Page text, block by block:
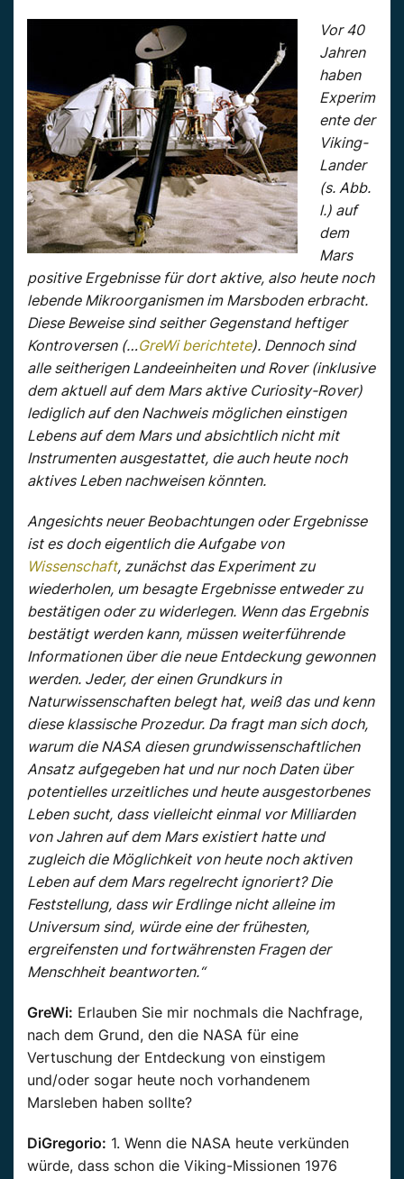
Vor 40
Jahren
haben
Experim
ente der
Viking-
Lander
(s. Abb.
l.) auf
dem
Mars
positive Ergebnisse für dort aktive, also heute noch
lebende Mikroorganismen im Marsboden erbracht.
Diese Beweise sind seither Gegenstand heftiger
Kontroversen (…GreWi berichtete). Dennoch sind
alle seitherigen Landeeinheiten und Rover (inklusive
dem aktuell auf dem Mars aktive Curiosity-Rover)
lediglich auf den Nachweis möglichen einstigen
Lebens auf dem Mars und absichtlich nicht mit
Instrumenten ausgestattet, die auch heute noch
aktives Leben nachweisen könnten.
Angesichts neuer Beobachtungen oder Ergebnisse
ist es doch eigentlich die Aufgabe von
Wissenschaft, zunächst das Experiment zu
wiederholen, um besagte Ergebnisse entweder zu
bestätigen oder zu widerlegen. Wenn das Ergebnis
bestätigt werden kann, müssen weiterführende
Informationen über die neue Entdeckung gewonnen
werden. Jeder, der einen Grundkurs in
Naturwissenschaften belegt hat, weiß das und kenn
diese klassische Prozedur. Da fragt man sich doch,
warum die NASA diesen grundwissenschaftlichen
Ansatz aufgegeben hat und nur noch Daten über
potentielles urzeitliches und heute ausgestorbenes
Leben sucht, dass vielleicht einmal vor Milliarden
von Jahren auf dem Mars existiert hatte und
zugleich die Möglichkeit von heute noch aktiven
Leben auf dem Mars regelrecht ignoriert? Die
Feststellung, dass wir Erdlinge nicht alleine im
Universum sind, würde eine der frühesten,
ergreifensten und fortwährensten Fragen der
Menschheit beantworten.“
GreWi: Erlauben Sie mir nochmals die Nachfrage,
nach dem Grund, den die NASA für eine
Vertuschung der Entdeckung von einstigem
und/oder sogar heute noch vorhandenem
Marsleben haben sollte?
DiGregorio: 1. Wenn die NASA heute verkünden
würde, dass schon die Viking-Missionen 1976